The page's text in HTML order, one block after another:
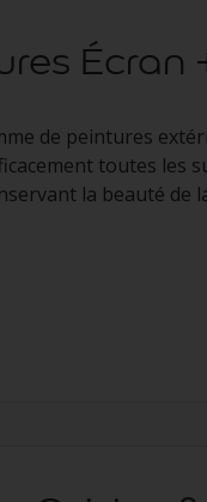
Écran
de peintures
toutes les
la beauté de